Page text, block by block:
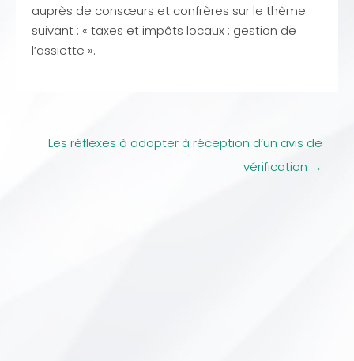
auprès de consœurs et confrères sur le thème
suivant : « taxes et impôts locaux : gestion de
l’assiette ».
Navigation
Les réflexes à adopter à réception d’un avis de
vérification →